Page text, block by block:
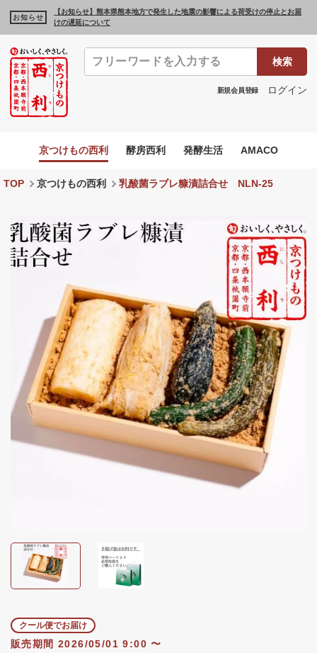
お知らせ
【お知らせ】熊本県熊本地方で発生した地震の影響による荷受けの停止とお届
けの遅延について
検索
新規会員登録 ログイン
京つけもの西利 酵房西利 発酵生活 AMACO
TOP 京つけもの西利 乳酸菌ラブレ糠漬詰合せ NLN‐25
クール便でお届け
販売期間 2026/05/01 9:00〜